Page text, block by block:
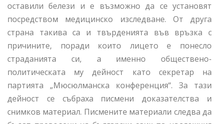
оставили белези и е възможно да се установят
посредством медицинско изследване. От друга
страна такива са и твърденията във връзка с
причините, поради които лицето е понесло
страданията си, а именно обществено-
политическата му дейност като секретар на
партията „Мюсюлманска конференция“. За тази
дейност се събраха писмени доказателства и
снимков материал. Писмените материали следва да